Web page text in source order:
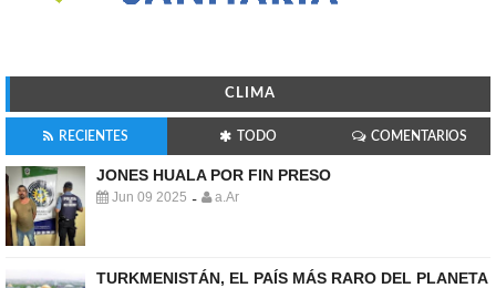
CLIMA
RECIENTES TODO COMENTARIOS
JONES HUALA POR FIN PRESO
Jun 09 2025 - a.Ar
TURKMENISTÁN, EL PAÍS MÁS RARO DEL PLANETA